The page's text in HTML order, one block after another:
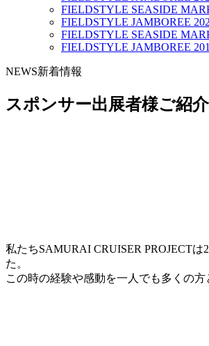
FIELDSTYLE SEASIDE
FIELDSTYLE JAMBOREE
FIELDSTYLE SEASIDE
FIELDSTYLE JAMBOREE
NEWS新着情報
スポンサー出展者様ご紹介
私たちSAMURAI CRUISER PROJECT
た。
この時の経験や感動を一人でも多くの